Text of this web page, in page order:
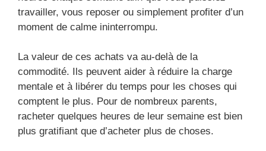
travailler, vous reposer ou simplement profiter d’un
moment de calme ininterrompu.
La valeur de ces achats va au-delà de la
commodité. Ils peuvent aider à réduire la charge
mentale et à libérer du temps pour les choses qui
comptent le plus. Pour de nombreux parents,
racheter quelques heures de leur semaine est bien
plus gratifiant que d’acheter plus de choses.